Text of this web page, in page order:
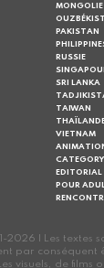
MONGOLIE
PAKISTAN
RUSSIE
SRI LANKA
TAIWAN
VIETNAM
EDITORIAL
POUR
2026 | Les textes
par conséquent
visuels, de films